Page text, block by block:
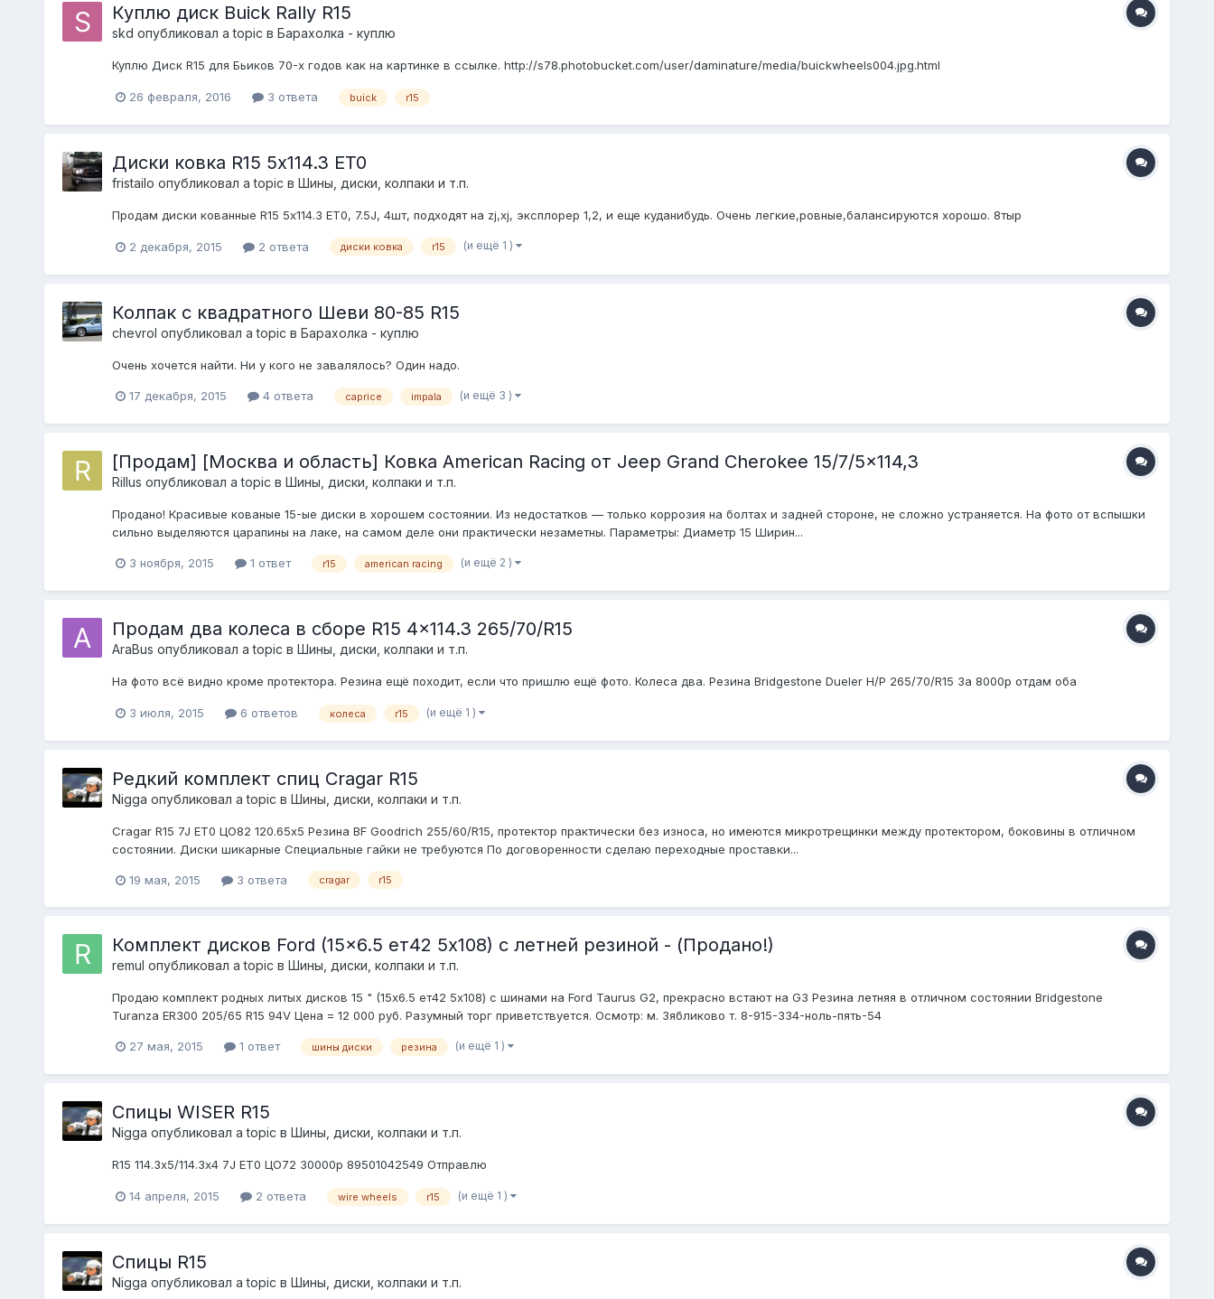
Куплю диск Buick Rally R15
skd опубликовал a topic в Барахолка - куплю
Куплю Диск R15 для Бьиков 70-х годов как на картинке в ссылке. http://s78.photobucket.com/user/daminature/media/buickwheels004.jpg.html
26 февраля, 2016 3 ответа buick r15
Диски ковка R15 5х114.3 ET0
fristailo опубликовал a topic в Шины, диски, колпаки и т.п.
Продам диски кованные R15 5х114.3 ET0, 7.5J, 4шт, подходят на zj,xj, эксплорер 1,2, и еще куданибудь. Очень легкие,ровные,балансируются хорошо. 8тыр
2 декабря, 2015 2 ответа диски ковка r15 (и ещё 1 )
Колпак c квадратного Шеви 80-85 R15
chevrol опубликовал a topic в Барахолка - куплю
Очень хочетcя найти. Ни у кого не завалялоcь? Один надо.
17 декабря, 2015 4 ответа caprice impala (и ещё 3 )
[Продам] [Москва и область] Ковка American Racing от Jeep Grand Cherokee 15/7/5x114,3
Rillus опубликовал a topic в Шины, диски, колпаки и т.п.
Продано! Красивые кованые 15-ые диски в хорошем состоянии. Из недостатков — только коррозия на болтах и задней стороне, не сложно устраняется. На фото от вспышки
сильно выделяются царапины на лаке, на самом деле они практически незаметны. Параметры: Диаметр 15 Ширин...
3 ноября, 2015 1 ответ r15 american racing (и ещё 2 )
Продам два колеса в сборе R15 4x114.3 265/70/R15
AraBus опубликовал a topic в Шины, диски, колпаки и т.п.
На фото всё видно кроме протектора. Резина ещё походит, если что пришлю ещё фото. Колеса два. Резина Bridgestone Dueler H/P 265/70/R15 За 8000р отдам оба
3 июля, 2015 6 ответов колеса r15 (и ещё 1 )
Редкий комплект спиц Cragar R15
Nigga опубликовал a topic в Шины, диски, колпаки и т.п.
Cragar R15 7J ET0 ЦО82 120.65x5 Резина BF Goodrich 255/60/R15, протектор практически без износа, но имеются микротрещинки между протектором, боковины в отличном
состоянии. Диски шикарные Специальные гайки не требуются По договоренности сделаю переходные проставки...
19 мая, 2015 3 ответа cragar r15
Комплект дисков Ford (15x6.5 ет42 5x108) с летней резиной - (Продано!)
remul опубликовал a topic в Шины, диски, колпаки и т.п.
Продаю комплект родных литых дисков 15 " (15x6.5 ет42 5x108) c шинами на Ford Taurus G2, прекрасно встают на G3 Резина летняя в отличном состоянии Bridgestone
Turanza ER300 205/65 R15 94V Цена = 12 000 руб. Разумный торг приветствуется. Осмотр: м. Зябликово т. 8-915-334-ноль-пять-54
27 мая, 2015 1 ответ шины диски резина (и ещё 1 )
Спицы WISER R15
Nigga опубликовал a topic в Шины, диски, колпаки и т.п.
R15 114.3х5/114.3х4 7J ET0 ЦО72 30000р 89501042549 Отправлю
14 апреля, 2015 2 ответа wire wheels r15 (и ещё 1 )
Спицы R15
Nigga опубликовал a topic в Шины, диски, колпаки и т.п.